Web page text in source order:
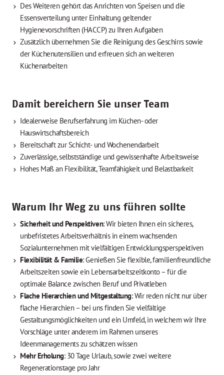
Des Weiteren gehört das Anrichten von Speisen und die
Essensverteilung unter Einhaltung geltender
Hygienevorschriften (HACCP) zu Ihren Aufgaben
Zusätzlich übernehmen Sie die Reinigung des Geschirrs sowie
der Küchenutensilien und erfreuen sich an weiteren
Küchenarbeiten
Damit bereichern Sie unser Team
Idealerweise Berufserfahrung im Küchen- oder
Hauswirtschaftsbereich
Bereitschaft zur Schicht- und Wochenendarbeit
Zuverlässige, selbstständige und gewissenhafte Arbeitsweise
Hohes Maß an Flexibilität, Teamfähigkeit und Belastbarkeit
Warum Ihr Weg zu uns führen sollte
Sicherheit und Perspektiven: Wir bieten Ihnen ein sicheres,
unbefristetes Arbeitsverhältnis in einem wachsenden
Sozialunternehmen mit vielfältigen Entwicklungsperspektiven
Flexibilität & Familie: Genießen Sie flexible, familienfreundliche
Arbeitszeiten sowie ein Lebensarbeitszeitkonto – für die
optimale Balance zwischen Beruf und Privatleben
Flache Hierarchien und Mitgestaltung: Wir reden nicht nur über
flache Hierarchien – bei uns finden Sie vielfältige
Gestaltungsmöglichkeiten und ein Umfeld, in welchem wir Ihre
Vorschläge unter anderem im Rahmen unseres
Ideenmanagements zu schätzen wissen
Mehr Erholung: 30 Tage Urlaub, sowie zwei weitere
Regenerationstage pro Jahr